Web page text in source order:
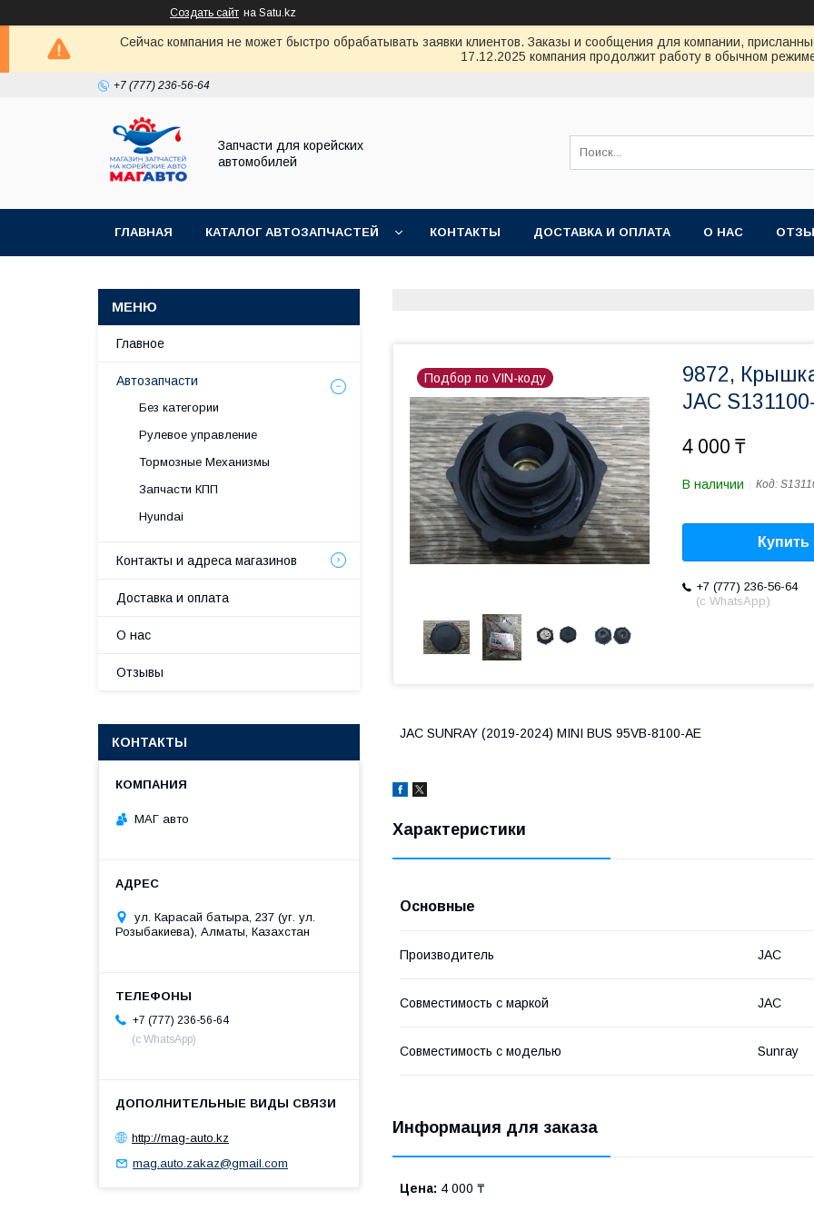
Создать сайт на Satu.kz
Сейчас компания не может быстро обрабатывать заявки клиентов. Заказы и сообщения для компании,
17.12.2025 компания продолжит работу в обычном
+7 (777) 236-56-64
Запчасти для корейских
автомобилей
ГЛАВНАЯ КАТАЛОГ АВТОЗАПЧАСТЕЙ КОНТАКТЫ ДОСТАВКА И ОПЛАТА О НАС
Подбор по VIN-коду
9872,
JAC
4 000 ₸
В наличии Код:
Купить
+7 (777) 236-56-64
(с WhatsApp)
JAC SUNRAY (2019-2024) MINI BUS 95VB-8100-AE
Характеристики
Основные
Производитель JAC
Совместимость с маркой JAC
Совместимость с моделью Sunray
Информация для заказа
Цена: 4 000 ₸
Главное
Автозапчасти
Без категории
Рулевое управление
Тормозные Механизмы
Запчасти КПП
Hyundai
Контакты и адреса магазинов
Доставка и оплата
О нас
Отзывы
КОНТАКТЫ
МАГ авто
ул. Карасай батыра, 237 (уг. ул.
Розыбакиева), Алматы, Казахстан
+7 (777) 236-56-64
(с WhatsApp)
http://mag-auto.kz
mag.auto.zakaz@gmail.com